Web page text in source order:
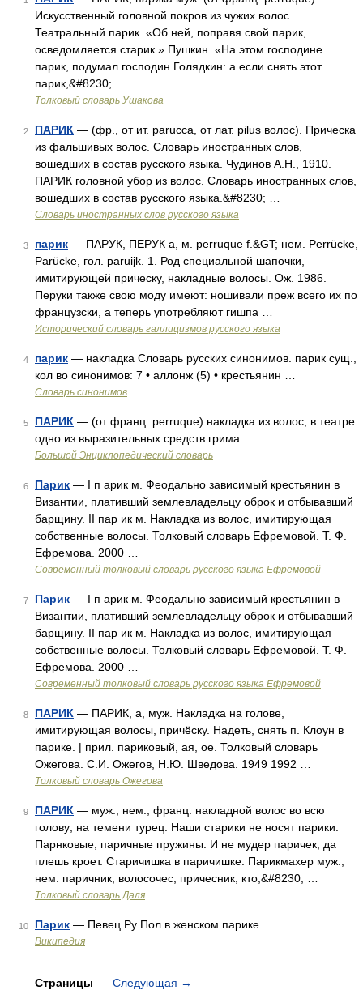
Искусственный головной покров из чужих волос.
Театральный парик. «Об ней, поправя свой парик,
осведомляется старик.» Пушкин. «На этом господине
парик, подумал господин Голядкин: а если снять этот
парик,&#8230; …
Толковый словарь Ушакова
2 ПАРИК — (фр., от ит. parucca, от лат. pilus волос). Прическа
из фальшивых волос. Словарь иностранных слов,
вошедших в состав русского языка. Чудинов А.Н., 1910.
ПАРИК головной убор из волос. Словарь иностранных слов,
вошедших в состав русского языка.&#8230; …
Словарь иностранных слов русского языка
3 парик — ПАРУК, ПЕРУК а, м. perruque f.&GT; нем. Perrücke,
Parücke, гол. paruijk. 1. Род специальной шапочки,
имитирующей прическу, накладные волосы. Ож. 1986.
Перуки также свою моду имеют: ношивали преж всего их по
французски, а теперь употребляют гишпа …
Исторический словарь галлицизмов русского языка
4 парик — накладка Словарь русских синонимов. парик сущ.,
кол во синонимов: 7 • аллонж (5) • крестьянин …
Словарь синонимов
5 ПАРИК — (от франц. perruque) накладка из волос; в театре
одно из выразительных средств грима …
Большой Энциклопедический словарь
6 Парик — I п арик м. Феодально зависимый крестьянин в
Византии, плативший землевладельцу оброк и отбывавший
барщину. II пар ик м. Накладка из волос, имитирующая
собственные волосы. Толковый словарь Ефремовой. Т. Ф.
Ефремова. 2000 …
Современный толковый словарь русского языка Ефремовой
7 Парик — I п арик м. Феодально зависимый крестьянин в
Византии, плативший землевладельцу оброк и отбывавший
барщину. II пар ик м. Накладка из волос, имитирующая
собственные волосы. Толковый словарь Ефремовой. Т. Ф.
Ефремова. 2000 …
Современный толковый словарь русского языка Ефремовой
8 ПАРИК — ПАРИК, а, муж. Накладка на голове,
имитирующая волосы, причёску. Надеть, снять п. Клоун в
парике. | прил. париковый, ая, ое. Толковый словарь
Ожегова. С.И. Ожегов, Н.Ю. Шведова. 1949 1992 …
Толковый словарь Ожегова
9 ПАРИК — муж., нем., франц. накладной волос во всю
голову; на темени турец. Наши старики не носят парики.
Парнковые, паричные пружины. И не мудер паричек, да
плешь кроет. Старичишка в паричишке. Парикмахер муж.,
нем. паричник, волосочес, причесник, кто,&#8230; …
Толковый словарь Даля
10 Парик — Певец Ру Пол в женском парике …
Википедия
Страницы Следующая →